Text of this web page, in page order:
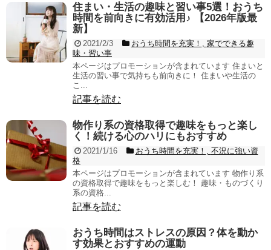
住まい・生活の趣味と習い事5選！おうち
時間を前向きに有効活用♪ 【2026年版最
新】
2021/2/3 おうち時間を充実！
家でできる趣
味・習い事
本ページはプロモーションが含まれています 住まいと
生活の習い事で気持ちも前向きに！ 住まいや生活の
こ...
記事を読む
物作り系の資格取得で趣味をもっと楽し
く！続ける心のハリにもおすすめ
2021/1/16 おうち時間を充実！
不況に強い資
格
本ページはプロモーションが含まれています 物作り系
の資格取得で趣味をもっと楽しむ！ 趣味・ものづくり
系の資格...
記事を読む
おうち時間はストレスの原因？体を動か
す効果とおすすめの運動